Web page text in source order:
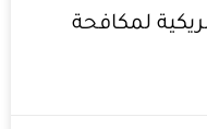
لمكافحة